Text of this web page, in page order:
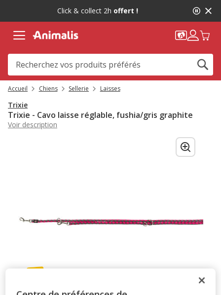
message,
Click & collect 2h offert !
Accueil Chiens Sellerie Laisses
Trixie
Trixie - Cavo laisse réglable, fushia/gris graphite
Voir description